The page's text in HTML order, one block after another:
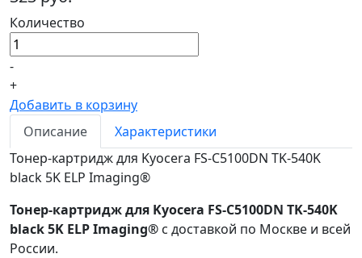
Количество
-
+
Добавить в корзину
Описание
Характеристики
Тонер-картридж для Kyocera FS-C5100DN TK-540K
black 5K ELP Imaging®
Тонер-картридж для Kyocera FS-C5100DN TK-540K
black 5K ELP Imaging® с доставкой по Москве и всей
России.